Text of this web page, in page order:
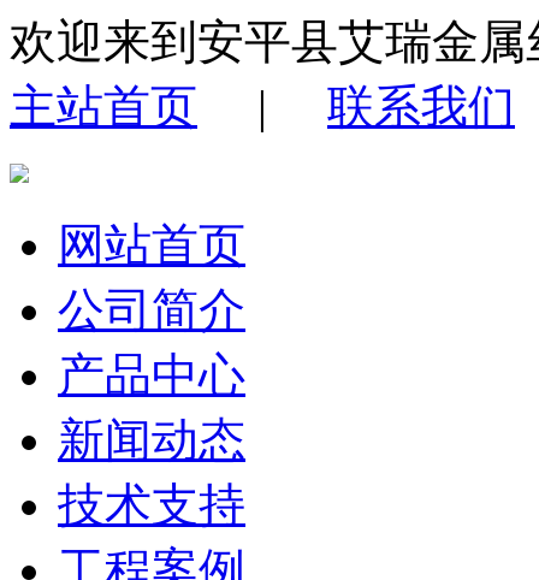
欢迎来到安平县艾瑞金
主站首页 | 联系我们
网站首页
公司简介
产品中心
新闻动态
技术支持